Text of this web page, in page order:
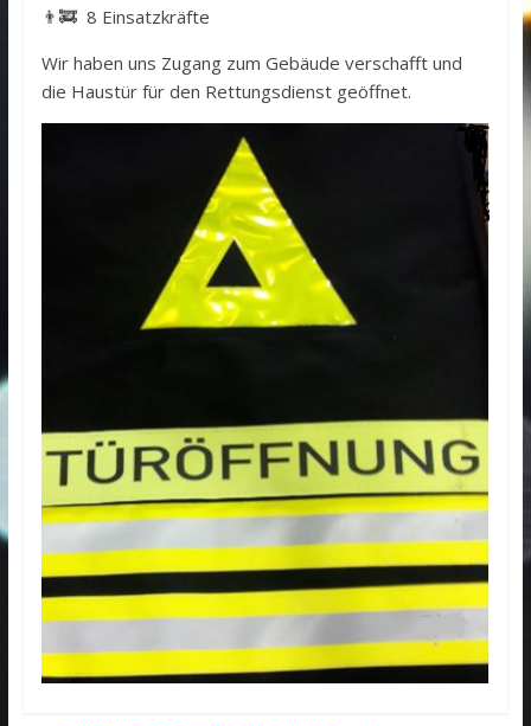
👨‍🚒 8 Einsatzkräfte
Wir haben uns Zugang zum Gebäude verschafft und
die Haustür für den Rettungsdienst geöffnet.